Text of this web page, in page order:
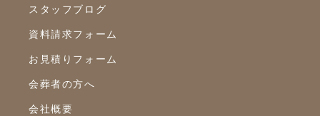
2021年12月
2021年11月
2021年10月
2021年9月
2021年8月
スタッフブログ
資料請求フォーム
お見積りフォーム
会葬者の方へ
会社概要